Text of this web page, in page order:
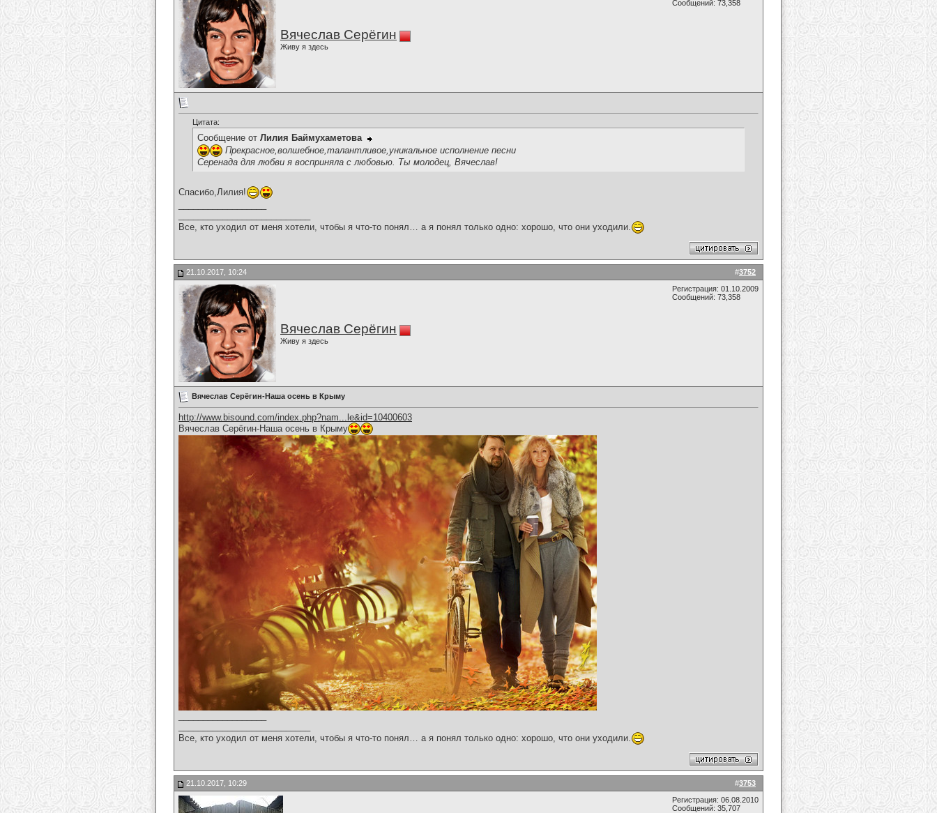
Вячеслав Серёгин
Живу я здесь
Сообщений: 73,358
Цитата:
Сообщение от Лилия Баймухаметова
Прекрасное,волшебное,талантливое,уникальное исполнение песни
Серенада для любви я восприняла с любовью. Ты молодец, Вячеслав!
Спасибо,Лилия!
Все, кто уходил от меня хотели, чтобы я что-то понял… а я понял только одно: хорошо, что они уходили.
#3752
21.10.2017, 10:24
Вячеслав Серёгин
Живу я здесь
Регистрация: 01.10.2009
Сообщений: 73,358
Вячеслав Серёгин-Наша осень в Крыму
http://www.bisound.com/index.php?nam...le&id=10400603
Вячеслав Серёгин-Наша осень в Крыму
Все, кто уходил от меня хотели, чтобы я что-то понял… а я понял только одно: хорошо, что они уходили.
#3753
21.10.2017, 10:29
Регистрация: 06.08.2010
Сообщений: 35,707